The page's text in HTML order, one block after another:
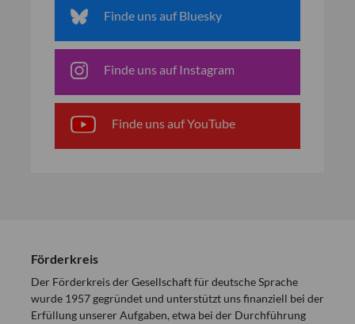
Finde uns auf Bluesky
Finde uns auf Instagram
Finde uns auf YouTube
Förderkreis
Der Förderkreis der Gesellschaft für deutsche Sprache
wurde 1957 gegründet und unterstützt uns finanziell bei der
Erfüllung unserer Aufgaben, etwa bei der Durchführung